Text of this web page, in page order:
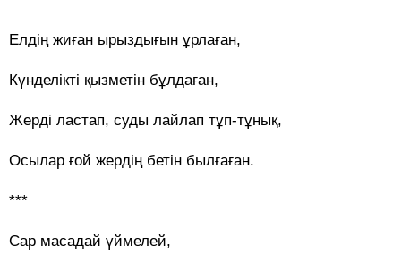
Елдің жиған ырыздығын ұрлаған,
Күнделікті қызметін бұлдаған,
Жерді ластап, суды лайлап тұп-тұнық,
Осылар ғой жердің бетін былғаған.
***
Сар масадай үймелей,